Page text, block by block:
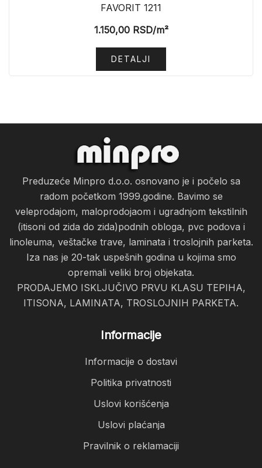
FAVORIT 1211
1.150,00RSD/m²
DETALJI
Preduzeće Minpro d.o.o. osnovano je i počelo sa
radom početkom 1999.godine. Bavimo se
veleprodajom, maloprodojaom i ugradnjom tekstilnih
(itisoni od zida do zida)podnih obloga, pvc podova i
linoleuma, veštačke trave, laminata i troslojnih parketa.
Iza nas je 20-tak uspešnih godina u kojima smo
opremali veliki broj objekata.
PRODAJEMO ISKLJUČIVO PRVU KLASU TEPIHA,
ITISONA, LAMINATA, TROSLOJNIH PARKETA.
Informacije
Informacije o dostavi
Politika privatnosti
Uslovi korišćenja
Uslovi plaćanja
Pravilnik o reklamaciji